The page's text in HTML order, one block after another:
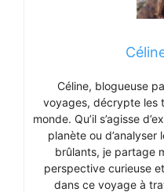
Céline, blogueuse
voyages, décrypte les
monde. Qu’il s’agisse
planète ou d’analyser
brûlants, je partage
perspective curieuse
dans ce voyage à